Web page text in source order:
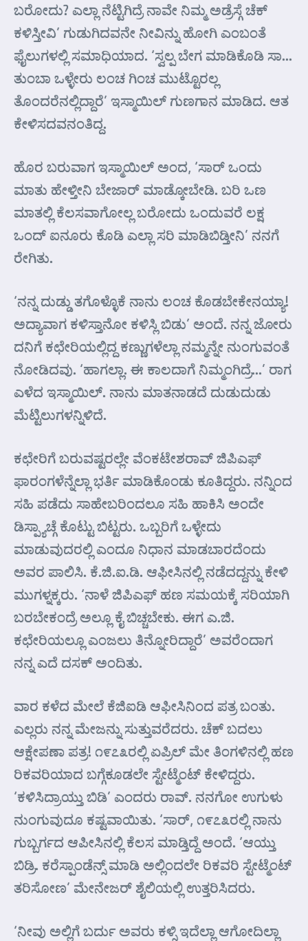
ಬರೋದು? ಎಲ್ಲಾ ನೆಟ್ಟಿಗಿದ್ರೆ ನಾವೇ ನಿಮ್ಮ ಅಡ್ರೆಸ್ಗೆ ಚೆಕ್
ಕಳಿಸ್ತೀವಿ’ ಗುಡುಗಿದವನೇ ನೀವಿನ್ನು ಹೋಗಿ ಎಂಬಂತೆ
ಫೈಲುಗಳಲ್ಲಿ ಸಮಾಧಿಯಾದ. ‘ಸ್ವಲ್ಪ ಬೇಗ ಮಾಡಿಕೊಡಿ ಸಾ…
ತುಂಬಾ ಒಳ್ಳೇರು ಲಂಚ ಗಿಂಚ ಮುಟ್ಟೊರಲ್ಲ
ತೊಂದರೆನಲ್ಲಿದ್ದಾರೆ’ ಇಸ್ಮಾಯಿಲ್ ಗುಣಗಾನ ಮಾಡಿದ. ಆತ
ಕೇಳಿಸದವನಂತಿದ್ದ.
ಹೊರ ಬರುವಾಗ ಇಸ್ಮಾಯಿಲ್ ಅಂದ, ‘ಸಾರ್ ಒಂದು
ಮಾತು ಹೇಳ್ತೀನಿ ಬೇಜಾರ್ ಮಾಡ್ಕೋಬೇಡಿ. ಬರಿ ಒಣ
ಮಾತಲ್ಲಿ ಕೆಲಸವಾಗೋಲ್ಲ ಬರೋದು ಒಂದುವರೆ ಲಕ್ಷ
ಒಂದ್ ಐನೂರು ಕೊಡಿ ಎಲ್ಲಾ ಸರಿ ಮಾಡಿಬಿಡ್ತೀನಿ’ ನನಗೆ
ರೇಗಿತು.
‘ನನ್ನ ದುಡ್ಡು ತಗೊಳ್ಳೊಕೆ ನಾನು ಲಂಚ ಕೊಡಬೇಕೇನಯ್ಯಾ!
ಅದ್ಯಾವಾಗ ಕಳಿಸ್ತಾನೋ ಕಳಿಸ್ಲಿ ಬಿಡು’ ಅಂದೆ. ನನ್ನ ಜೋರು
ದನಿಗೆ ಕಛೇರಿಯಲ್ಲಿದ್ದ ಕಣ್ಣುಗಳೆಲ್ಲಾ ನಮ್ಮನ್ನೇ ನುಂಗುವಂತೆ
ನೋಡಿದವು. ‘ಹಾಗಲ್ಲಾ. ಈ ಕಾಲದಾಗೆ ನಿಮ್ಮಂಗಿದ್ರೆ…’ ರಾಗ
ಎಳೆದ ಇಸ್ಮಾಯಿಲ್. ನಾನು ಮಾತನಾಡದೆ ದುಡುದುಡು
ಮೆಟ್ಟಿಲುಗಳನ್ನಿಳಿದೆ.
ಕಛೇರಿಗೆ ಬರುವಷ್ಟರಲ್ಲೇ ವೆಂಕಟೇಶರಾವ್ ಜಿಪಿ‌ಎಫ್
ಫಾರಂಗಳೆನ್ನೆಲ್ಲಾ ಭರ್ತಿ ಮಾಡಿಕೊಂಡು ಕೂತಿದ್ದರು. ನನ್ನಿಂದ
ಸಹಿ ಪಡೆದು ಸಾಹೇಬರಿಂದಲೂ ಸಹಿ ಹಾಕಿಸಿ ಅಂದೇ
ಡಿಸ್ಪ್ಯಾಚ್ಗೆ ಕೊಟ್ಟು ಬಿಟ್ಟರು. ಒಬ್ಬರಿಗೆ ಒಳ್ಳೇದು
ಮಾಡುವುದರಲ್ಲಿ ಎಂದೂ ನಿಧಾನ ಮಾಡಬಾರದೆಂದು
ಅವರ ಪಾಲಿಸಿ. ಕೆ.ಜಿ.ಐ.ಡಿ. ಆಫೀಸಿನಲ್ಲಿ ನಡೆದದ್ದನ್ನು ಕೇಳಿ
ಮುಗಳ್ನಕ್ಕರು. ‘ನಾಳೆ ಜಿಪಿ‌ಎಫ್ ಹಣ ಸಮಯಕ್ಕೆ ಸರಿಯಾಗಿ
ಬರಬೇಕಂದ್ರೆ ಅಲ್ಲೂ ಕೈ ಬಿಚ್ಚಬೇಕು. ಈಗ ಎ.ಜಿ.
ಕಛೇರಿಯಲ್ಲೂ ಎಂಜಲು ತಿನ್ನೋರಿದ್ದಾರೆ’ ಅವರೆಂದಾಗ
ನನ್ನ ಎದೆ ದಸಕ್ ಅಂದಿತು.
ವಾರ ಕಳೆದ ಮೇಲೆ ಕೆಜಿ‌ಐಡಿ ಆಫೀಸಿನಿಂದ ಪತ್ರ ಬಂತು.
ಎಲ್ಲರು ನನ್ನ ಮೇಜನ್ನು ಸುತ್ತುವರೆದರು. ಚೆಕ್ ಬದಲು
ಆಕ್ಷೇಪಣಾ ಪತ್ರ! ೧೯೭೩ರಲ್ಲಿ ಏಪ್ರಿಲ್ ಮೇ ತಿಂಗಳಿನಲ್ಲಿ ಹಣ
ರಿಕವರಿಯಾದ ಬಗ್ಗೆಕೂಡಲೇ ಸ್ಟೇಟ್ಮೆಂಟ್ ಕೇಳಿದ್ದರು.
‘ಕಳಿಸಿದ್ರಾಯ್ತು ಬಿಡಿ’ ಎಂದರು ರಾವ್. ನನಗೋ ಉಗುಳು
ನುಂಗುವುದೂ ಕಷ್ಟವಾಯಿತು. ‘ಸಾರ್, ೧೯೭೩ರಲ್ಲಿ ನಾನು
ಗುಬ್ಬರ್ಗದ ಆಪೀಸಿನಲ್ಲಿ ಕೆಲಸ ಮಾಡ್ತಿದ್ದೆ ಅಂದೆ. ‘ಆಯ್ತು
ಬಿಡ್ರಿ. ಕರೆಸ್ಪಾಂಡೆನ್ಸ್ ಮಾಡಿ ಅಲ್ಲಿಂದಲೇ ರಿಕವರಿ ಸ್ಟೇಟ್ಮೆಂಟ್
ತರಿಸೋಣ’ ಮೇನೇಜರ್ ಶೈಲಿಯಲ್ಲಿ ಉತ್ತರಿಸಿದರು.
‘ನೀವು ಅಲ್ಲಿಗೆ ಬರ್ದು ಅವರು ಕಳ್ಸಿ ಇದೆಲ್ಲಾ ಆಗೋದಿಲ್ಲಾ